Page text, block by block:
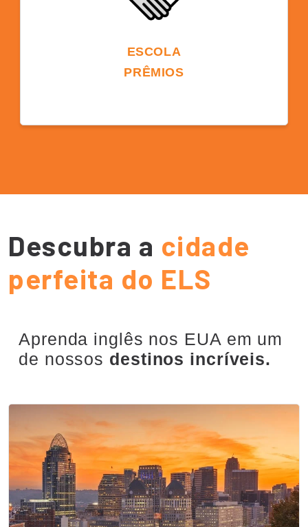
ESCOLA
PRÊMIOS
ILSC Education Group ganharam juntos o
Descubra a cidade
perfeita do ELS
Aprenda inglês nos EUA em um
de nossos destinos incríveis.